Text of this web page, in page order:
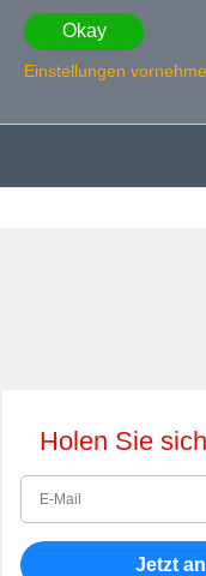
Okay
Einstellungen
Holen Sie
Jetzt